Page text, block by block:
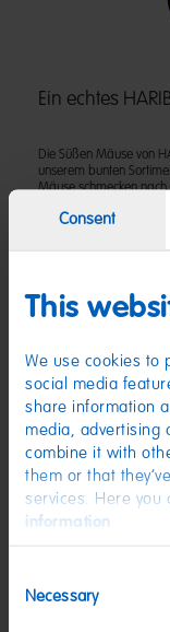
Consent
This
We use cookies to
social media
share information
media, advertising
combine it with
them or that
services. Here you
information
Selection
Necessary
Ein echtes
Die Süßen Mäuse von
unserem bunten
Mäuse schmecken
(D) Schaumzucker |
Säuerungsmittel:
Überzugsmittel:
WEIZEN enthalten.
Nährwerte
Nährwerte
Energie:
Fett: